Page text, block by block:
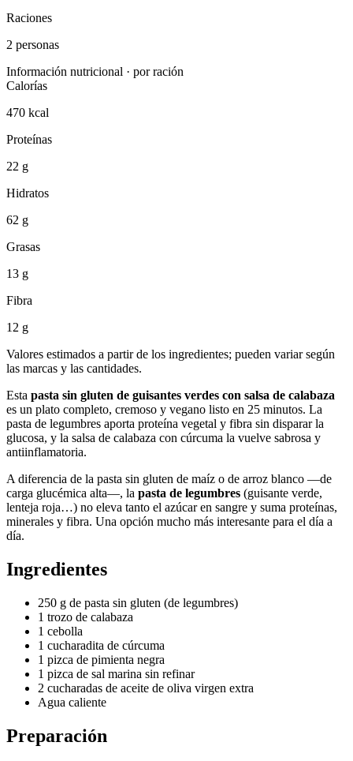
Raciones
2 personas
Información nutricional · por ración
Calorías
470 kcal
Proteínas
22 g
Hidratos
62 g
Grasas
13 g
Fibra
12 g
Valores estimados a partir de los ingredientes; pueden variar según
las marcas y las cantidades.
Esta pasta sin gluten de guisantes verdes con salsa de calabaza
es un plato completo, cremoso y vegano listo en 25 minutos. La
pasta de legumbres aporta proteína vegetal y fibra sin disparar la
glucosa, y la salsa de calabaza con cúrcuma la vuelve sabrosa y
antiinflamatoria.
A diferencia de la pasta sin gluten de maíz o de arroz blanco —de
carga glucémica alta—, la pasta de legumbres (guisante verde,
lenteja roja…) no eleva tanto el azúcar en sangre y suma proteínas,
minerales y fibra. Una opción mucho más interesante para el día a
día.
Ingredientes
250 g de pasta sin gluten (de legumbres)
1 trozo de calabaza
1 cebolla
1 cucharadita de cúrcuma
1 pizca de pimienta negra
1 pizca de sal marina sin refinar
2 cucharadas de aceite de oliva virgen extra
Agua caliente
Preparación